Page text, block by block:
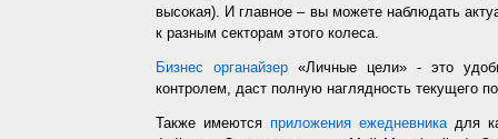
высокая). И главное – вы можете наблюдать
к разным секторам этого колеса.
Бизнес органайзер «Личные цели» - это
контролем, даст полную наглядность текущего
Также имеются приложения ежедневникадля